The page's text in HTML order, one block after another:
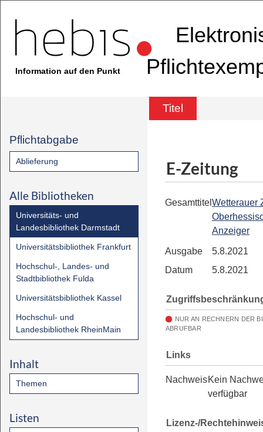
Information auf den Punkt
Titel
Pflichtabgabe
Ablieferung
Alle Bibliotheken
Universitäts- und
Landesbibliothek Darmstadt
Universitätsbibliothek Frankfurt
Hochschul-, Landes- und
Stadtbibliothek Fulda
Universitätsbibliothek Kassel
Hochschul- und
Landesbibliothek RheinMain
Inhalt
Themen
Listen
E-Zeitung
Gesamttitel Wetterauer
Anzeiger
Ausgabe
5.8.2021
Datum
5.8.2021
NUR AN RECHNERN DER
ABRUFBAR
Links
NachweisKein
verfügbar
Lizenz-/